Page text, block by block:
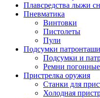
Плавсредства лыжи
Пневматика
Винтовки
Пистолеты
Пули
Подсумки
Подсумки и
Ремни погонные
Пристрелка оружия
Станки для
Холодная